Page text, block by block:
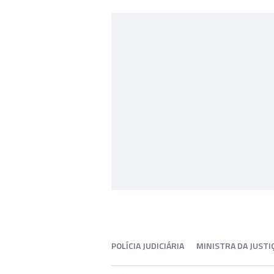
POLÍCIA JUDICIÁRIA MINISTRA DA